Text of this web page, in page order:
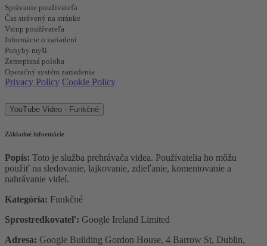
Správanie používateľa
Čas strávený na stránke
Vstup používateľa
Informácie o zariadení
Pohyby myši
Zemepisná poloha
Operačný systém zariadenia
Privacy Policy Cookie Policy
YouTube Video - Funkčné
Základné informácie
Popis: Toto je služba prehrávača videa. Používatelia ho môžu
použiť na sledovanie, lajkovanie, zdieľanie, komentovanie a
nahrávanie videí.
Kategória: Funkčné
Sprostredkovateľ: Google Ireland Limited
Adresa: Google Building Gordon House, 4 Barrow St, Dublin,